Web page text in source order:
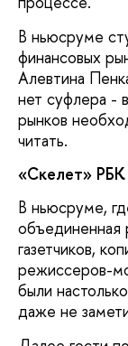
В ньюсруме
финансовых
Алевтина
нет суфлера -
рынков
читать.
«Скелет» РБК
В ньюсруме,
объединенная
газетчиков,
режиссеров-
были
даже не